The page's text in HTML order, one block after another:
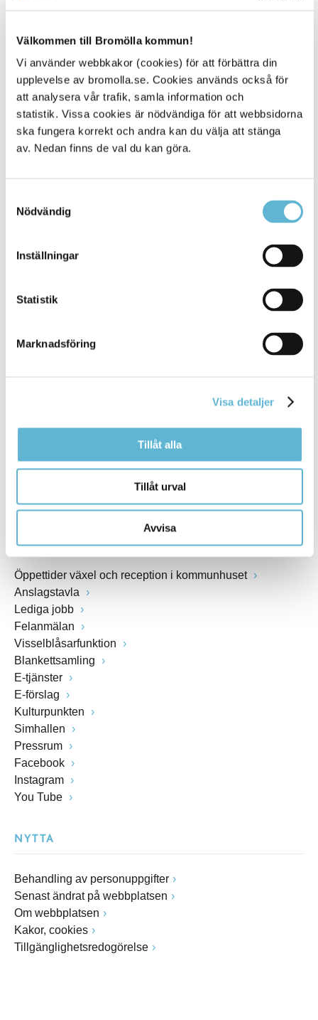
Välkommen till Bromölla kommun!
Vi använder webbkakor (cookies) för att förbättra din
upplevelse av bromolla.se. Cookies används också för
att analysera vår trafik, samla information och
statistik. Vissa cookies är nödvändiga för att webbsidorna
ska fungera korrekt och andra kan du välja att stänga
av. Nedan finns de val du kan göra.
Nödvändig
Inställningar
Statistik
Marknadsföring
Visa detaljer
Tillåt alla
Tillåt urval
Avvisa
282
Alla platser
KONTAKT
Besöksadress
Postadress
www.bromolla.se
Växel: 0456-82 20 00
Öppettider växel och reception i kommunhuset
Anslagstavla
Lediga jobb
Felanmälan
Visselblåsarfunktion
Blankettsamling
E-tjänster
E-förslag
Kulturpunkten
Simhallen
Pressrum
Facebook
Instagram
You Tube
NYTTA
Behandling av personuppgifter
Senast ändrat på webbplatsen
Om webbplatsen
Kakor, cookies
Tillgänglighetsredogörelse